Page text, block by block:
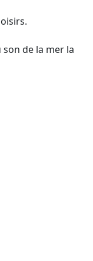
de la mer la